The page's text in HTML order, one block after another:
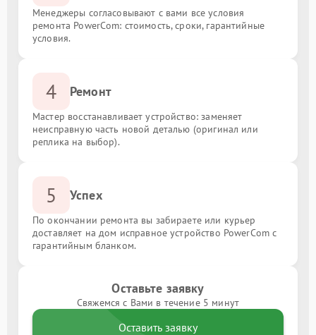
Менеджеры согласовывают с вами все условия
ремонта PowerCom: стоимость, сроки, гарантийные
условия.
4 Ремонт
Мастер восстанавливает устройство: заменяет
неисправную часть новой деталью (оригинал или
реплика на выбор).
5 Успех
По окончании ремонта вы забираете или курьер
доставляет на дом исправное устройство PowerCom с
гарантийным бланком.
Оставьте заявку
Свяжемся с Вами в течение 5 минут
Оставить заявку